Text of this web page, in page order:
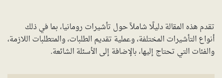
تقدم هذه المقالة دليلًا شاملاً حول تأشيرات رومانيا، بما في ذلك
أنواع التأشيرات المختلفة، وعملية تقديم الطلبات، والمتطلبات اللازمة،
والفئات التي تحتاج إليها، بالإضافة إلى الأسئلة الشائعة.